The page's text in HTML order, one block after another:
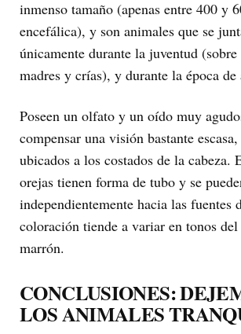
inmenso tamaño (apenas entre 400 y
encefálica), y son animales que se
únicamente durante la juventud
madres y crías), y durante la época de
Poseen un olfato y un oído muy
compensar una visión bastante
ubicados a los costados de la cabeza.
orejas tienen forma de tubo y se
independientemente hacia las fuentes
coloración tiende a variar en tonos
marrón.
CONCLUSIONES:
LOS ANIMALES